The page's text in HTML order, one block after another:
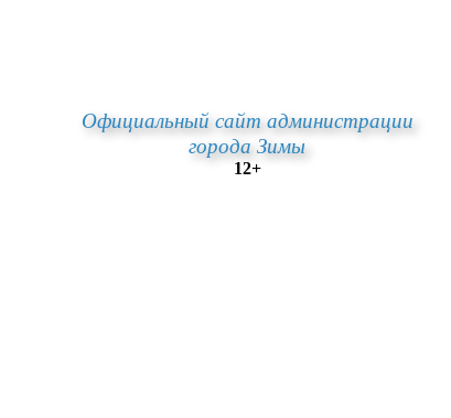
Официальный сайт администрации
города Зимы
12+